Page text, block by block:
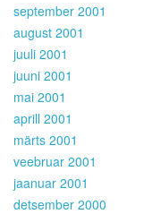
september 2001
august 2001
juuli 2001
juuni 2001
mai 2001
aprill 2001
märts 2001
veebruar 2001
jaanuar 2001
detsember 2000